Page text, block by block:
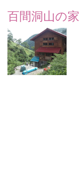
百間洞山の家